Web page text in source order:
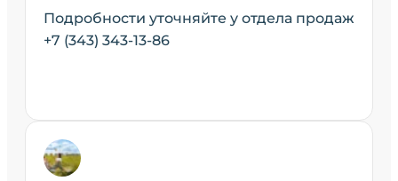
Подробности уточняйте у отдела продаж
+7 (343) 343-13-86